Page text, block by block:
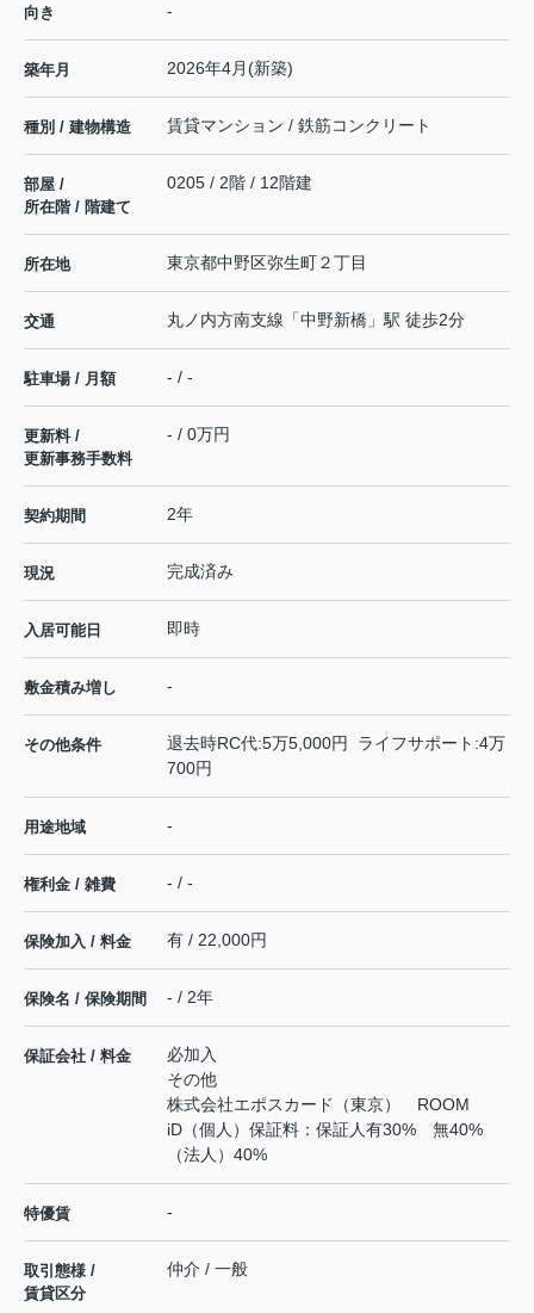
向き -
築年月 2026年4月(新築)
種別 / 建物構造 賃貸マンション / 鉄筋コンクリート
部屋 /
所在階 / 階建て
0205 / 2階 / 12階建
所在地 東京都中野区弥生町２丁目
交通 丸ノ内方南支線 「中野新橋 」駅 徒歩2分
駐車場 / 月額 - / -
更新料 /
更新事務手数料
- / 0万円
契約期間 2年
現況 完成済み
入居可能日 即時
敷金積み増し -
その他条件
退去時RC代:5万5,000円 ライフサポート:4万
700円
用途地域 -
権利金 / 雑費 - / -
保険加入 / 料金 有 / 22,000円
保険名 / 保険期間 - / 2年
保証会社 / 料金
必加入
その他
株式会社エポスカード（東京） ROOM
iD（個人）保証料：保証人有30% 無40%
（法人）40%
特優賃 -
取引態様 /
賃貸区分
仲介 / 一般